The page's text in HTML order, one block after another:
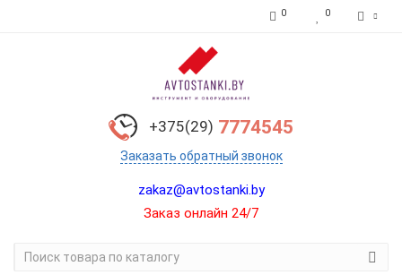
0 0
+375(29) 7774545
Заказать обратный звонок
zakaz@avtostanki.by
Заказ онлайн 24/7